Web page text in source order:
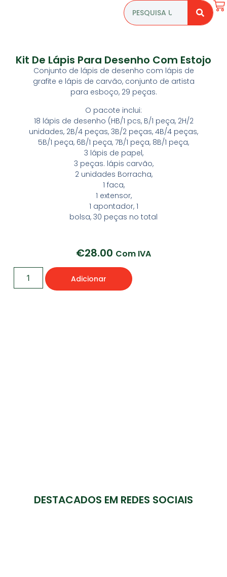
Kit De Lápis Para Desenho Com Estojo
Conjunto de lápis de desenho com lápis de
grafite e lápis de carvão, conjunto de artista
para esboço, 29 peças.
O pacote inclui:
18 lápis de desenho (HB/1 pcs, B/1 peça, 2H/2
unidades, 2B/4 peças, 3B/2 peças, 4B/4 peças,
5B/1 peça, 6B/1 peça, 7B/1 peça, 8B/1 peça,
3 lápis de papel,
3 peças. lápis carvão,
2 unidades Borracha,
1 faca,
1 extensor,
1 apontador, 1
bolsa, 30 peças no total
€28.00 Com IVA
Adicionar
DESTACADOS EM REDES SOCIAIS